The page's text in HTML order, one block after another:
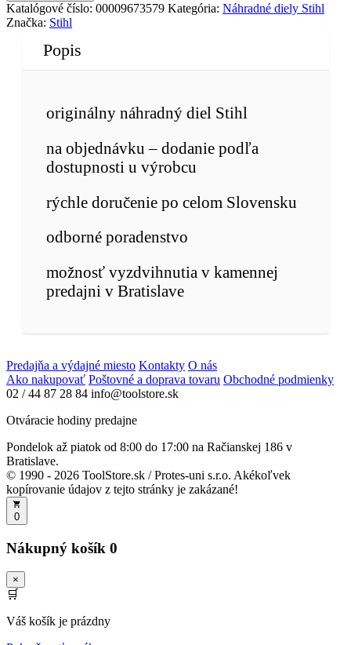
Katalógové číslo: 00009673579 Kategória: Náhradné diely Stihl
Značka: Stihl
Popis
originálny náhradný diel Stihl
na objednávku – dodanie podľa
dostupnosti u výrobcu
rýchle doručenie po celom Slovensku
odborné poradenstvo
možnosť vyzdvihnutia v kamennej
predajni v Bratislave
Predajňa a výdajné miesto Kontakty O nás
Ako nakupovať Poštovné a doprava tovaru Obchodné podmienky
02 / 44 87 28 84 info@toolstore.sk
Otváracie hodiny predajne
Pondelok až piatok od 8:00 do 17:00 na Račianskej 186 v
Bratislave.
© 1990 - 2026 ToolStore.sk / Protes-uni s.r.o. Akékoľvek
kopírovanie údajov z tejto stránky je zakázané!
0
Nákupný košík 0
×
🛒
Váš košík je prázdny